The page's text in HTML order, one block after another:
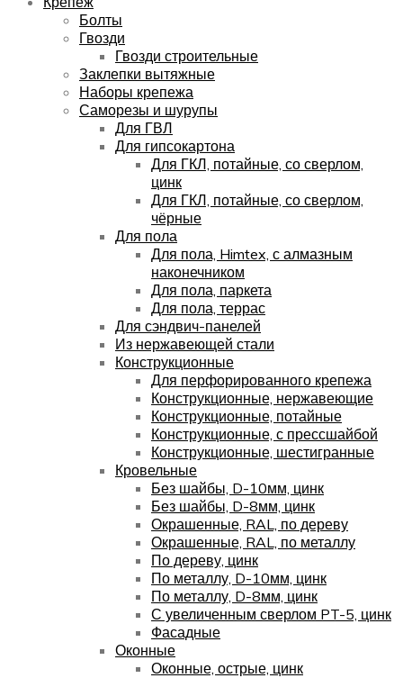
Болты
Гвозди
Гвозди строительные
Заклепки вытяжные
Наборы крепежа
Саморезы и шурупы
Для ГВЛ
Для гипсокартона
Для ГКЛ, потайные, со сверлом,
цинк
Для ГКЛ, потайные, со сверлом,
чёрные
Для пола
Для пола, Himtex, с алмазным
наконечником
Для пола, паркета
Для пола, террас
Для сэндвич-панелей
Из нержавеющей стали
Конструкционные
Для перфорированного крепежа
Конструкционные, нержавеющие
Конструкционные, потайные
Конструкционные, с прессшайбой
Конструкционные, шестигранные
Кровельные
Без шайбы, D-10мм, цинк
Без шайбы, D-8мм, цинк
Окрашенные, RAL, по дереву
Окрашенные, RAL, по металлу
По дереву, цинк
По металлу, D-10мм, цинк
По металлу, D-8мм, цинк
С увеличенным сверлом PT-5, цинк
Фасадные
Оконные
Оконные, острые, цинк